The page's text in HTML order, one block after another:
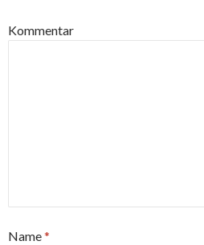
Kommentar
Name*